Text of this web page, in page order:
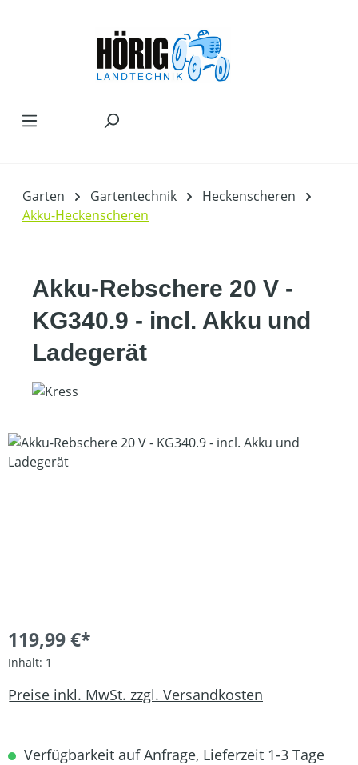
Garten Gartentechnik
Heckenscheren
Akku-Heckenscheren
Akku-Rebschere 20 V -
KG340.9 - incl. Akku und
Ladegerät
Bildergalerie überspringen
119,99 €*
Inhalt: 1
Preise inkl. MwSt. zzgl. Versandkosten
Verfügbarkeit auf Anfrage, Lieferzeit 1-3 Tage